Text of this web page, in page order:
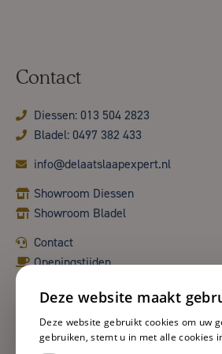
Contact
Diessen: 013 504 2823
Bladel: 0497 382 433
info@delaatslaapexpert.nl
Showroom Diessen
Showroom Bladel
Contact
Openingstijden
Deze website maakt
Deze website gebruikt cookies om uw
gebruiken, stemt u in met alle cookies